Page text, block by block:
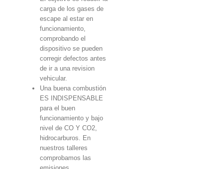
carga de los gases de
escape al estar en
funcionamiento,
comprobando el
dispositivo se pueden
corregir defectos antes
de ir a una revision
vehicular.
Una buena combustión
ES INDISPENSABLE
para el buen
funcionamiento y bajo
nivel de CO Y CO2,
hidrocarburos. En
nuestros talleres
comprobamos las